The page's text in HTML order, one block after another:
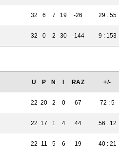
32 6 7 19 -26 29 : 55
32 0 2 30 -144 9 : 153
U P N RAZ +/-
22 20 2 0 67 72 : 5
22 17 1 4 44 56 : 12
22 11 5 6 19 40 : 21